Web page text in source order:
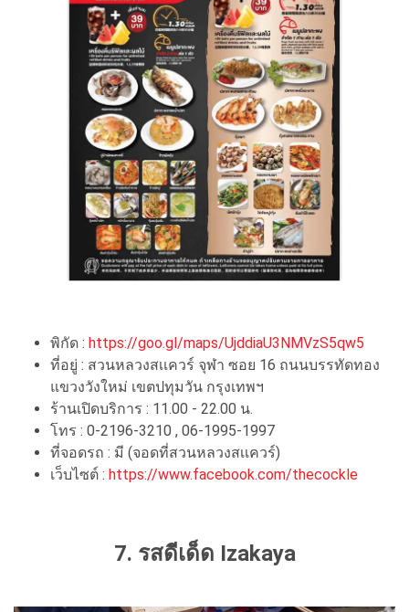
พิกัด : https://goo.gl/maps/UjddiaU3NMVzS5qw5
ที่อยู่ : สวนหลวงสเเควร์ จุฬา ซอย 16 ถนนบรรทัดทอง
แขวงวังใหม่ เขตปทุมวัน กรุงเทพฯ
ร้านเปิดบริการ : 11.00 - 22.00 น.
โทร : 0-2196-3210 , 06-1995-1997
ที่จอดรถ : มี (จอดที่สวนหลวงสเเควร์)
เว็บไซต์ : https://www.facebook.com/thecockle
7. รสดีเด็ด Izakaya